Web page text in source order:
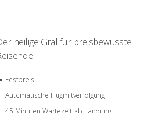
heilige Gral für preisbewusste
Festpreis
Automatische Flugmitverfolgung
45 Minuten Wartezeit ab Landung